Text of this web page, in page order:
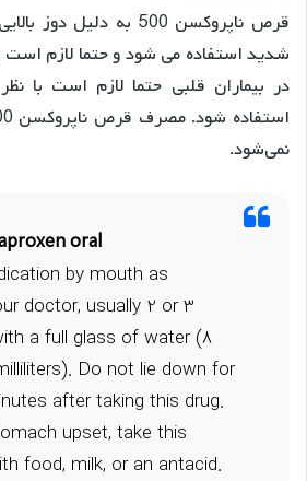
قرص ناپروکسن 500 به
شدید استفاده می شود و حتما لازم
در بیماران قلبی حتما لازم است با نظر
نمی‌شود.
oral
by mouth as
doctor, usually 2 or 3
a full glass of water (8
Do not lie down for
after taking this drug.
upset, take this
food, milk, or an antacid.